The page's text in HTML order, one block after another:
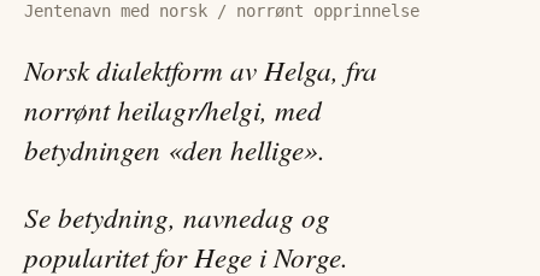
Jentenavn med norsk / norrønt opprinnelse
Norsk dialektform av Helga, fra
norrønt heilagr/helgi, med
betydningen «den hellige».
Se betydning, navnedag og
popularitet for Hege i Norge.